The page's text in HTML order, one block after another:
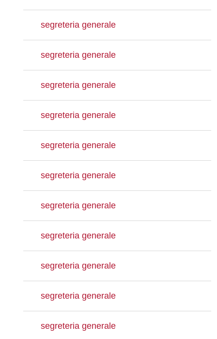
segreteria generale
segreteria generale
segreteria generale
segreteria generale
segreteria generale
segreteria generale
segreteria generale
segreteria generale
segreteria generale
segreteria generale
segreteria generale